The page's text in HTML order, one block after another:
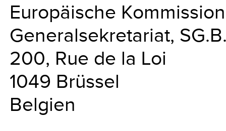
Europäische Kommission
Generalsekretariat,
200, Rue de la Loi
1049 Brüssel
Belgien